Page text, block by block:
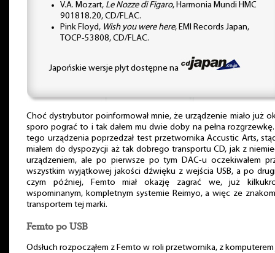
V.A. Mozart, Le Nozze di Figaro, Harmonia Mundi HMC
901818.20, CD/FLAC.
Pink Floyd, Wish you were here, EMI Records Japan,
TOCP-53808, CD/FLAC.
Japońskie wersje płyt dostępne na
Choć dystrybutor poinformował mnie, że urządzenie miało już
sporo pograć to i tak dałem mu dwie doby na pełna rozgrzewkę.
tego urządzenia poprzedzał test przetwornika Accustic Arts,
miałem do dyspozycji aż tak dobrego transportu CD, jak z
urządzeniem, ale po pierwsze po tym DAC-u oczekiwałem
wszystkim wyjątkowej jakości dźwięku z wejścia USB, a po
czym później, Femto miał okazję zagrać we, już
wspominanym, kompletnym systemie Reimyo, a więc ze
transportem tej marki.
Femto po USB
Odsłuch rozpocząłem z Femto w roli przetwornika, z